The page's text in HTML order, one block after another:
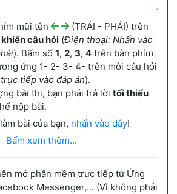
mũi tên
(TRÁI - PHẢI) trên
câu hỏi (Điện thoại: Nhấn vào
). Bấm số 1, 2, 3, 4 trên bàn phím
ứng 1- 2- 3- 4- trên mỗi câu hỏi
tiếp vào đáp án).
bài thi, bạn phải trả lời tối thiểu
nộp bài.
bài của bạn, nhấn vào đây!
Bấm xem thêm...
mở phần mềm trực tiếp từ Ứng
Messenger,... (Vì không phải